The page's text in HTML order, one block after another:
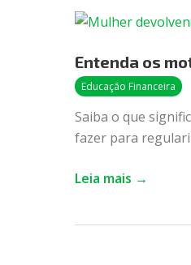
Entenda os
Educação Financeira
Saiba o que
fazer para
Entenda
motivos
de
de
cheque
Leia mais →